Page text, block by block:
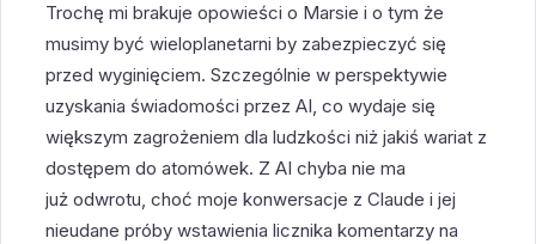
Trochę mi brakuje opowieści o Marsie i o tym że
musimy być wieloplanetarni by zabezpieczyć się
przed wyginięciem. Szczególnie w perspektywie
uzyskania świadomości przez AI, co wydaje się
większym zagrożeniem dla ludzkości niż jakiś wariat z
dostępem do atomówek. Z AI chyba nie ma
już odwrotu, choć moje konwersacje z Claude i jej
nieudane próby wstawienia licznika komentarzy na